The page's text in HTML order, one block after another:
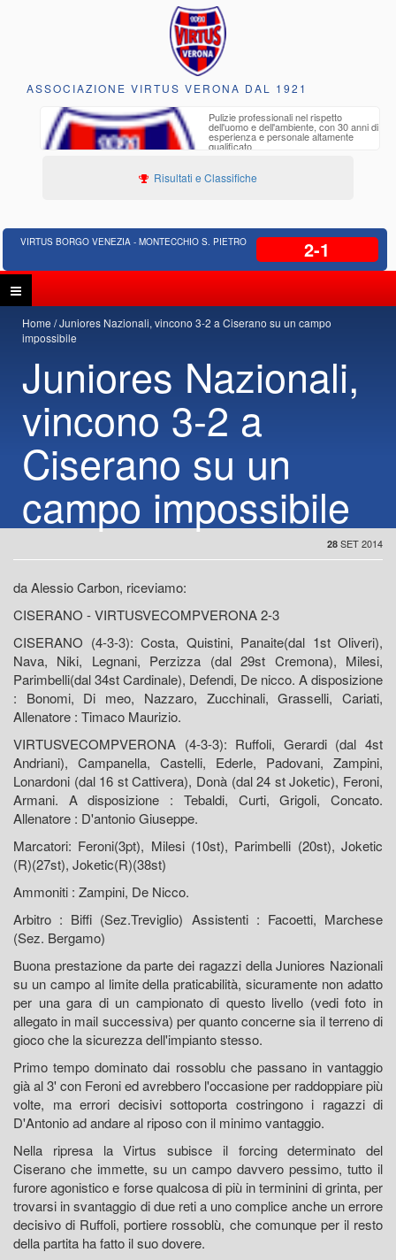
ASSOCIAZIONE VIRTUS VERONA DAL 1921
Pulizie professionali nel rispetto
dell'uomo e dell'ambiente, con 30 anni di
esperienza e personale altamente
qualificato
Risultati e Classifiche
VIRTUS BORGO VENEZIA - MONTECCHIO S. PIETRO 2-1
Home Juniores Nazionali, vincono 3-2 a Ciserano su un campo
impossibile
Juniores Nazionali,
vincono 3-2 a
Ciserano su un
campo impossibile
28 SET 2014
da Alessio Carbon, riceviamo:
CISERANO - VIRTUSVECOMPVERONA 2-3
CISERANO (4-3-3): Costa, Quistini, Panaite(dal 1st Oliveri),
Nava, Niki, Legnani, Perzizza (dal 29st Cremona), Milesi,
Parimbelli(dal 34st Cardinale), Defendi, De nicco. A disposizione
: Bonomi, Di meo, Nazzaro, Zucchinali, Grasselli, Cariati,
Allenatore : Timaco Maurizio.
VIRTUSVECOMPVERONA (4-3-3): Ruffoli, Gerardi (dal 4st
Andriani), Campanella, Castelli, Ederle, Padovani, Zampini,
Lonardoni (dal 16 st Cattivera), Donà (dal 24 st Joketic), Feroni,
Armani. A disposizione : Tebaldi, Curti, Grigoli, Concato.
Allenatore : D'antonio Giuseppe.
Marcatori: Feroni(3pt), Milesi (10st), Parimbelli (20st), Joketic
(R)(27st), Joketic(R)(38st)
Ammoniti : Zampini, De Nicco.
Arbitro : Biffi (Sez.Treviglio) Assistenti : Facoetti, Marchese
(Sez. Bergamo)
Buona prestazione da parte dei ragazzi della Juniores Nazionali
su un campo al limite della praticabilità, sicuramente non adatto
per una gara di un campionato di questo livello (vedi foto in
allegato in mail successiva) per quanto concerne sia il terreno di
gioco che la sicurezza dell'impianto stesso.
Primo tempo dominato dai rossoblu che passano in vantaggio
già al 3' con Feroni ed avrebbero l'occasione per raddoppiare più
volte, ma errori decisivi sottoporta costringono i ragazzi di
D'Antonio ad andare al riposo con il minimo vantaggio.
Nella ripresa la Virtus subisce il forcing determinato del
Ciserano che immette, su un campo davvero pessimo, tutto il
furore agonistico e forse qualcosa di più in terminini di grinta, per
trovarsi in svantaggio di due reti a uno complice anche un errore
decisivo di Ruffoli, portiere rossoblù, che comunque per il resto
della partita ha fatto il suo dovere.